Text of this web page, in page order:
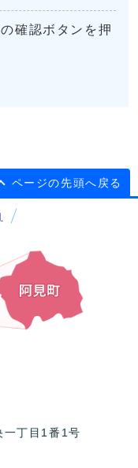
確認ボタンを押
ページの先頭へ戻る
丁目1番1号